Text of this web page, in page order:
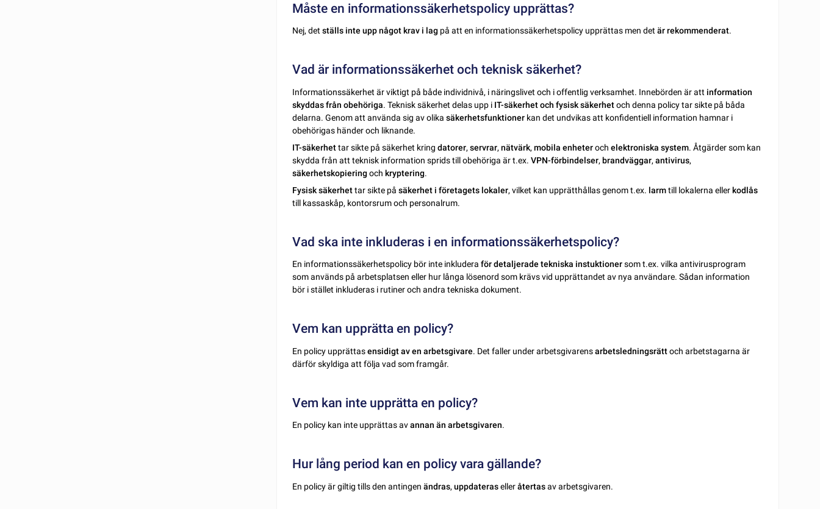
Måste en informationssäkerhetspolicy upprättas?
Nej, detställs inte upp något krav i lag på att en informationssäkerhetspolicy upprättas men detär rekommenderat.
Vad är informationssäkerhet och teknisk säkerhet?
Informationssäkerhet är viktigt på både individnivå, i näringslivet och i offentlig verksamhet. Innebörden är att information
skyddas från obehöriga. Teknisk säkerhet delas upp i IT-säkerhet och fysisk säkerhetoch denna policy tar sikte på båda
delarna. Genom att använda sig av olikasäkerhetsfunktioner kan det undvikas att konfidentiell information hamnar i
obehörigas händer och liknande.
IT-säkerhettar sikte på säkerhet kringdatorer,servrar,nätvärk,mobila enheterochelektroniska system. Åtgärder som kan
skydda från att teknisk information sprids till obehöriga är t.ex.VPN-förbindelser, brandväggar,antivirus,
säkerhetskopiering och kryptering.
Fysisk säkerhettar sikte påsäkerhet i företagets lokaler, vilket kan upprätthållas genom t.ex. larmtill lokalerna eller kodlås
till kassaskåp, kontorsrum och personalrum.
Vad ska inte inkluderas i en informationssäkerhetspolicy?
En informationssäkerhetspolicy bör inte inkluderaför detaljerade tekniska instuktionersom t.ex. vilka antivirusprogram
som används på arbetsplatsen eller hur långa lösenord som krävs vid upprättandet av nya användare. Sådan information
bör i stället inkluderas i rutiner och andra tekniska dokument.
Vem kan upprätta en policy?
En policy upprättasensidigt av en arbetsgivare. Det faller under arbetsgivarensarbetsledningsrättoch arbetstagarna är
därför skyldiga att följa vad som framgår.
Vem kan inte upprätta en policy?
En policy kan inte upprättas avannan än arbetsgivaren.
Hur lång period kan en policy vara gällande?
En policy är giltig tills den antingenändras,uppdateraselleråtertasav arbetsgivaren.